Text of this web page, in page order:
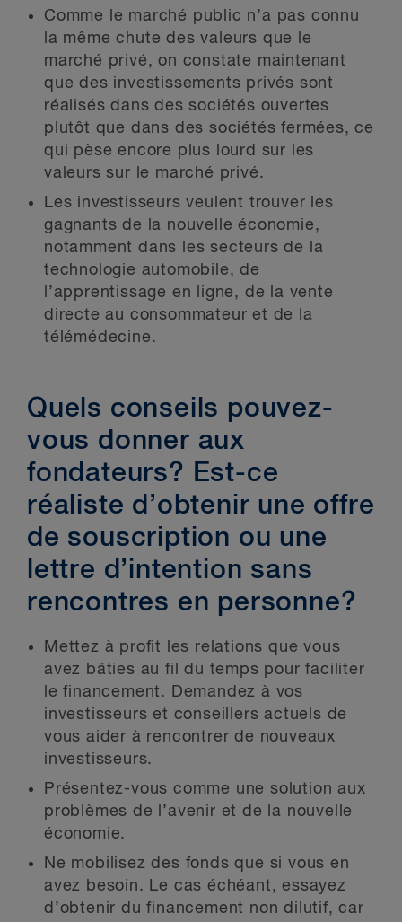
Comme le marché public n’a pas connu
la même chute des valeurs que le
marché privé, on constate maintenant
que des investissements privés sont
réalisés dans des sociétés ouvertes
plutôt que dans des sociétés fermées, ce
qui pèse encore plus lourd sur les
valeurs sur le marché privé.
Les investisseurs veulent trouver les
gagnants de la nouvelle économie,
notamment dans les secteurs de la
technologie automobile, de
l’apprentissage en ligne, de la vente
directe au consommateur et de la
télémédecine.
Quels conseils pouvez-
vous donner aux
fondateurs? Est-ce
réaliste d’obtenir une offre
de souscription ou une
lettre d’intention sans
rencontres en personne?
Mettez à profit les relations que vous
avez bâties au fil du temps pour faciliter
le financement. Demandez à vos
investisseurs et conseillers actuels de
vous aider à rencontrer de nouveaux
investisseurs.
Présentez-vous comme une solution aux
problèmes de l’avenir et de la nouvelle
économie.
Ne mobilisez des fonds que si vous en
avez besoin. Le cas échéant, essayez
d’obtenir du financement non dilutif, car